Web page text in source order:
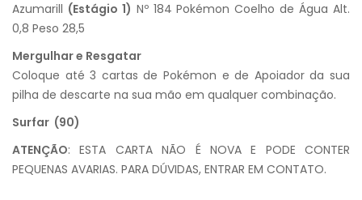
Azumarill (Estágio 1) Nº 184 Pokémon Coelho de Água Alt.
0,8 Peso 28,5
Mergulhar e Resgatar
Coloque até 3 cartas de Pokémon e de Apoiador da sua
pilha de descarte na sua mão em qualquer combinação.
Surfar (90)
ATENÇÃO: ESTA CARTA NÃO É NOVA E PODE CONTER
PEQUENAS AVARIAS. PARA DÚVIDAS, ENTRAR EM CONTATO.